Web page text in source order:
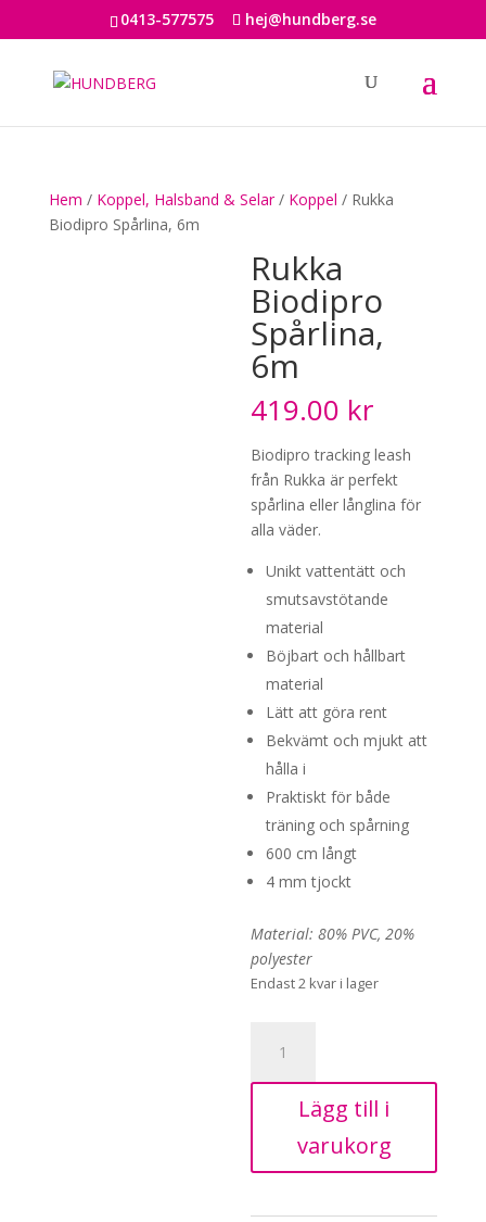
0413-577575 hej@hundberg.se
Hem / Koppel, Halsband & Selar/ Koppel / Rukka
Biodipro Spårlina, 6m
Rukka
Biodipro
Spårlina,
6m
419.00 kr
Biodipro tracking leash
från Rukka är perfekt
spårlina eller långlina för
alla väder.
Unikt vattentätt och
smutsavstötande
material
Böjbart och hållbart
material
Lätt att göra rent
Bekvämt och mjukt att
hålla i
Praktiskt för både
träning och spårning
600 cm långt
4 mm tjockt
Material: 80% PVC, 20%
polyester
Endast 2 kvar i lager
Biodipro
Spårlina,
Lägg till i
varukorg